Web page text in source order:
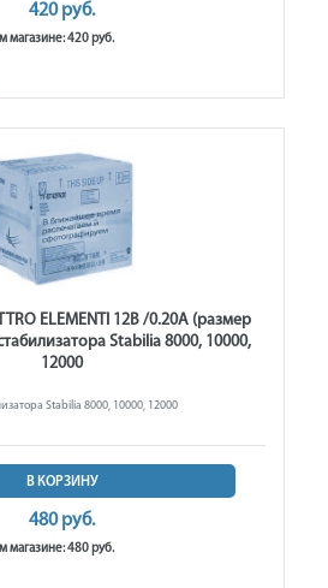
420 руб.
магазине: 420 руб.
ELEMENTI 12В /0.20А (размер
Stabilia 8000, 10000,
12000
Stabilia 8000, 10000, 12000
В КОРЗИНУ
480 руб.
магазине: 480 руб.